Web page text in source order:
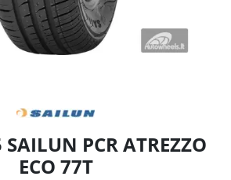
PCR ATREZZO
ECO 77T